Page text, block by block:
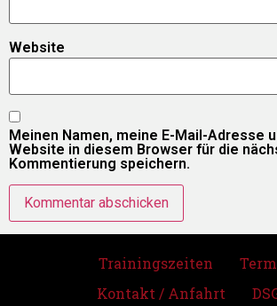
Website
Meinen Namen, meine E-Mail-Adresse
Website in diesem Browser für die
Kommentierung speichern.
Trainingszeiten
Kontakt / Anfahrt